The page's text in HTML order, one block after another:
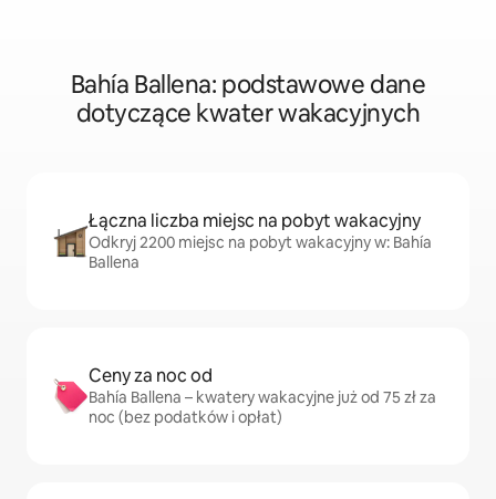
Bahía Ballena: podstawowe dane
dotyczące kwater wakacyjnych
Łączna liczba miejsc na pobyt wakacyjny
Odkryj 2200 miejsc na pobyt wakacyjny w: Bahía
Ballena
Ceny za noc od
Bahía Ballena – kwatery wakacyjne już od 75 zł za
noc (bez podatków i opłat)